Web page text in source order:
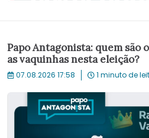
Papo Antagonista: quem são
as vaquinhas nesta eleição?
07.08.2026 17:58 1 minuto de